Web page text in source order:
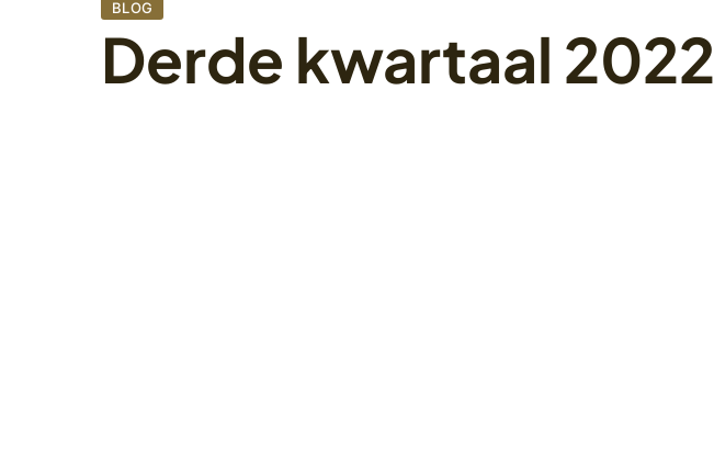
BLOG
Derde kwartaal 2022